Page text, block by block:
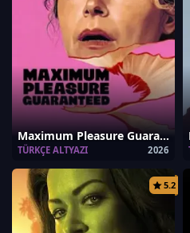
Maximum Pleasure Guaranteed
2026
TÜRKÇE ALTYAZI
5.2